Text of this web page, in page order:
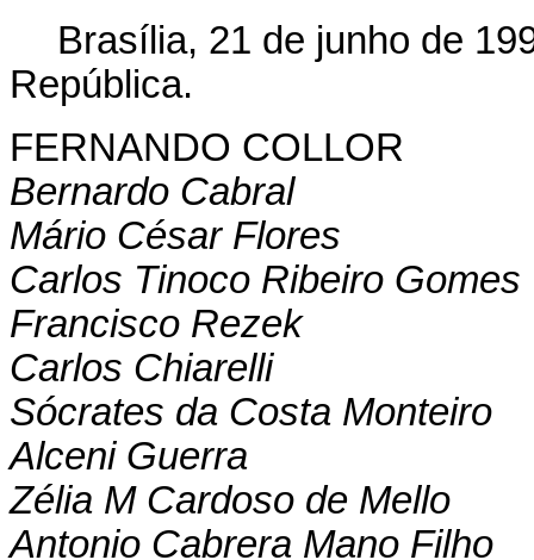
Brasília, 21 de junho de
República.
FERNANDO COLLOR
Bernardo Cabral
Mário César Flores
Carlos Tinoco Ribeiro Gomes
Francisco Rezek
Carlos Chiarelli
Sócrates da Costa Monteiro
Alceni Guerra
Zélia M Cardoso de Mello
Antonio Cabrera Mano Filho